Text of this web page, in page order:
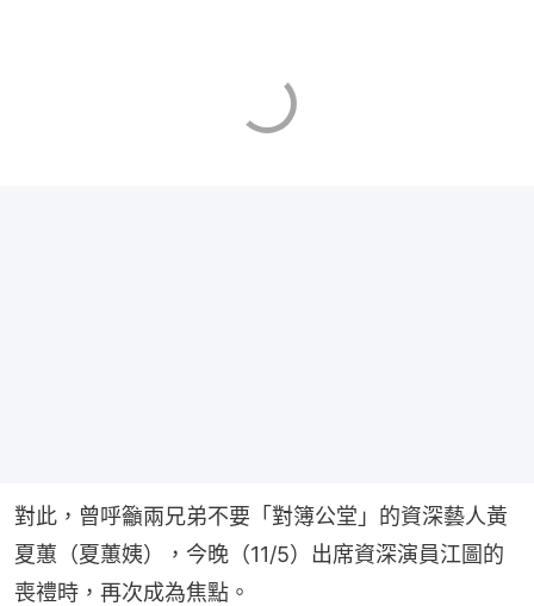
對此，曾呼籲兩兄弟不要「對簿公堂」的資深藝人黃
夏蕙（夏蕙姨），今晚（11/5）出席資深演員江圖的
喪禮時，再次成為焦點。